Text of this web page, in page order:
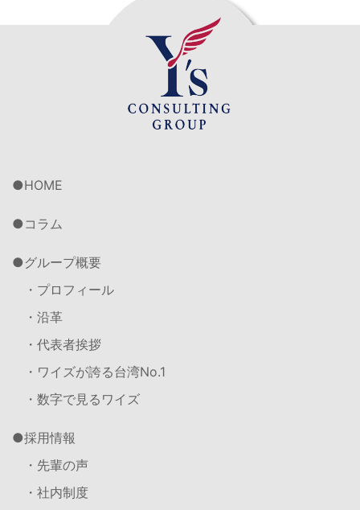
HOME
コラム
グループ概要
・プロフィール
・沿革
・代表者挨拶
・ワイズが誇る台湾No.1
・数字で見るワイズ
採用情報
・先輩の声
・社内制度